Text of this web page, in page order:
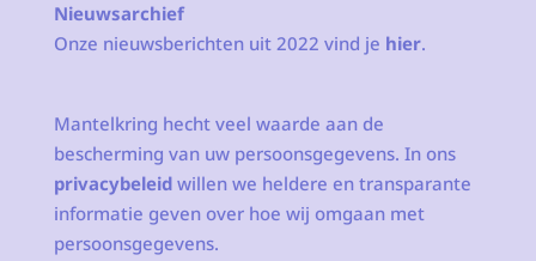
Nieuwsarchief
Onze nieuwsberichten uit 2022 vind je hier.
Mantelkring hecht veel waarde aan de
bescherming van uw persoonsgegevens. In ons
privacybeleidwillen we heldere en transparante
informatie geven over hoe wij omgaan met
persoonsgegevens.